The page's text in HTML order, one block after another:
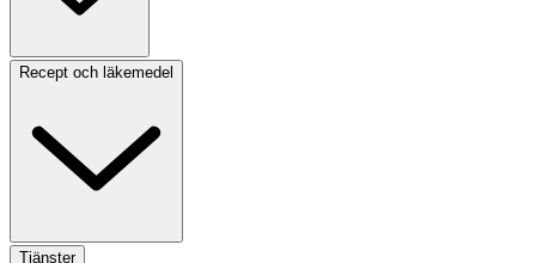
Recept och läkemedel
Tjänster